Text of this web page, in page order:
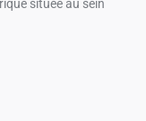
située au sein